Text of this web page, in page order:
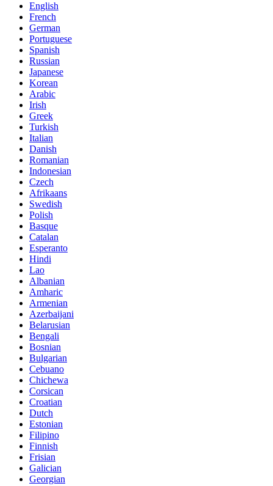
English
French
German
Portuguese
Spanish
Russian
Japanese
Korean
Arabic
Irish
Greek
Turkish
Italian
Danish
Romanian
Indonesian
Czech
Afrikaans
Swedish
Polish
Basque
Catalan
Esperanto
Hindi
Lao
Albanian
Amharic
Armenian
Azerbaijani
Belarusian
Bengali
Bosnian
Bulgarian
Cebuano
Chichewa
Corsican
Croatian
Dutch
Estonian
Filipino
Finnish
Frisian
Galician
Georgian